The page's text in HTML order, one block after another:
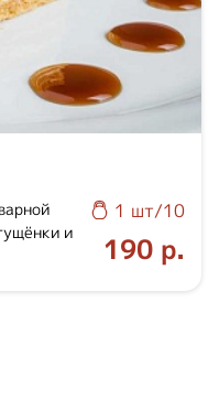
и
1 шт/10
190 р.